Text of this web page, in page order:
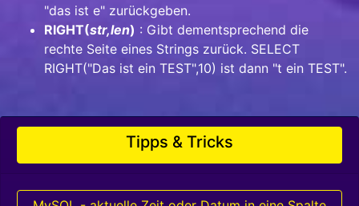
"das ist e" zurückgeben.
RIGHT(str,len) : Gibt dementsprechend die
rechte Seite eines Strings zurück. SELECT
RIGHT("Das ist ein TEST",10) ist dann "t ein TEST".
Tipps & Tricks